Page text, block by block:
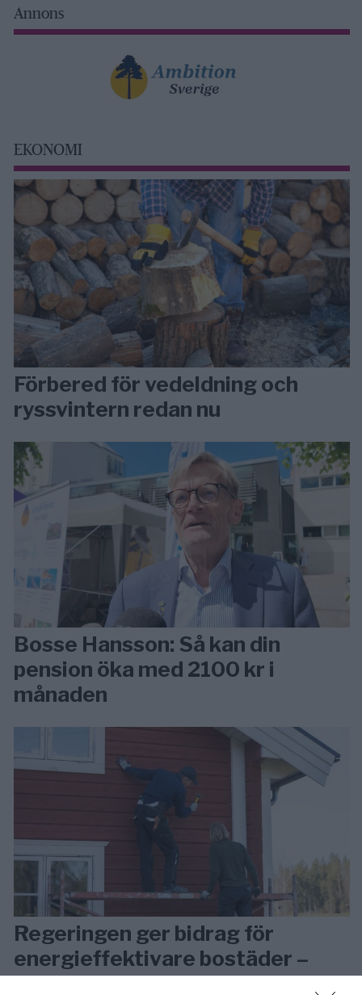
Annons
EKONOMI
Förbered för vedeldning och
ryssvintern redan nu
Bosse Hansson: Så kan din
pension öka med 2100 kr i
månaden
Regeringen ger bidrag för
energieffektivare bostäder –
Ansök 1 september